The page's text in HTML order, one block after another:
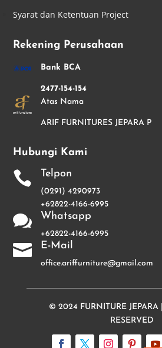
Syarat dan Ketentuan Project
Rekening Perusahaan
Bank BCA
2477-154-154
Atas Nama
ARIF FURNITURES JEPARA P
Hubungi Kami
 Telpon
(0291) 4290973
+62822-4166-6995
 Whatsapp
+62822-4166-6995
 E-Mail
office.ariffurniture@gmail.com
© 2024 FURNITURE JEPARA
RESERVED